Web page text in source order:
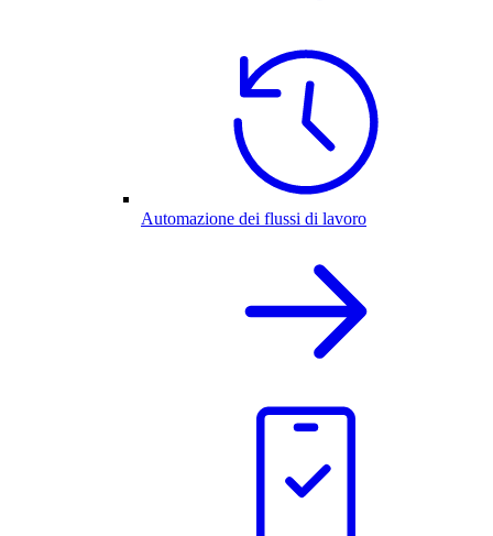
Automazione dei flussi di lavoro